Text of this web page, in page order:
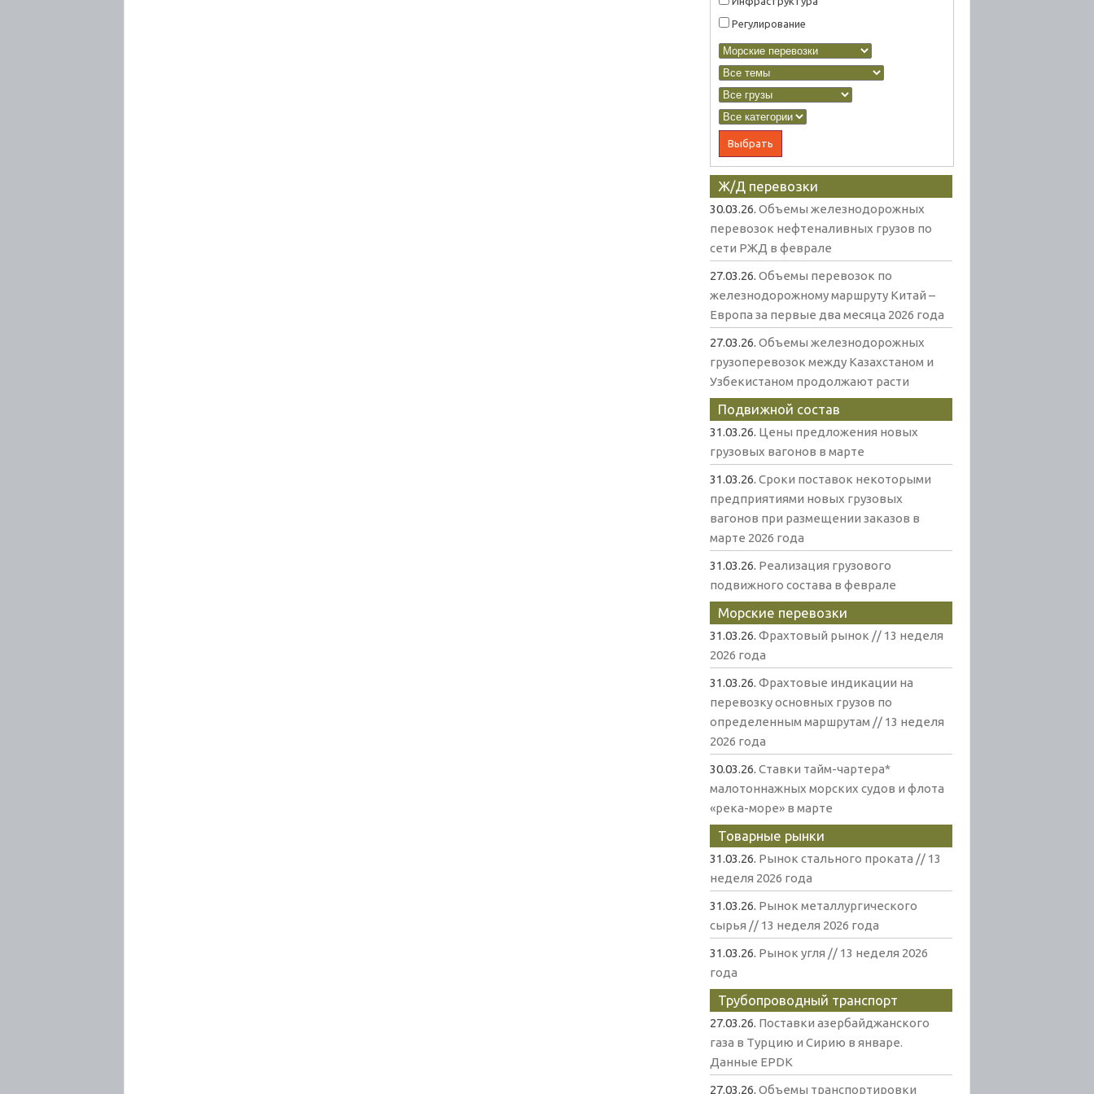
Регулирование
Ж/Д перевозки
30.03.26.Объемы железнодорожных
перевозок нефтеналивных грузов по
сети РЖД в феврале
27.03.26.Объемы перевозок по
железнодорожному маршруту Китай –
Европа за первые два месяца 2026 года
27.03.26.Объемы железнодорожных
грузоперевозок между Казахстаном и
Узбекистаном продолжают расти
Подвижной состав
31.03.26. Цены предложения новых
грузовых вагонов в марте
31.03.26.Сроки поставок некоторыми
предприятиями новых грузовых
вагонов при размещении заказов в
марте 2026 года
31.03.26. Реализация грузового
подвижного состава в феврале
Морские перевозки
31.03.26.Фрахтовый рынок // 13 неделя
2026 года
31.03.26.Фрахтовые индикации на
перевозку основных грузов по
определенным маршрутам // 13 неделя
2026 года
30.03.26.Ставки тайм-чартера*
малотоннажных морских судов и флота
«река-море» в марте
Товарные рынки
31.03.26. Рынок стального проката // 13
неделя 2026 года
31.03.26. Рынок металлургического
сырья // 13 неделя 2026 года
31.03.26. Рынок угля // 13 неделя 2026
года
Трубопроводный транспорт
27.03.26. Поставки азербайджанского
газа в Турцию и Сирию в январе.
Данные EPDK
27.03.26.Объемы транспортировки